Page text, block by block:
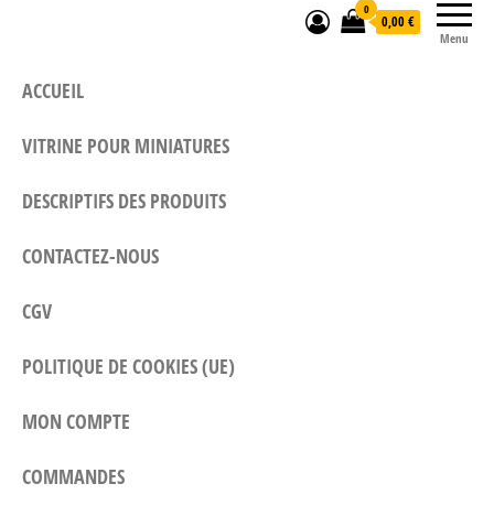
Menu
0
0,00 €
ACCUEIL
VITRINE POUR MINIATURES
DESCRIPTIFS DES PRODUITS
CONTACTEZ-NOUS
CGV
POLITIQUE DE COOKIES (UE)
MON COMPTE
COMMANDES